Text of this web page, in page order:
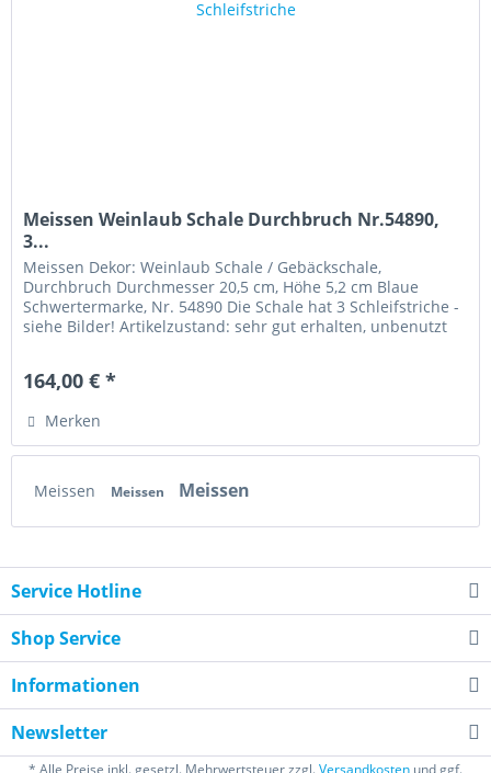
Meissen Weinlaub Schale Durchbruch Nr.54890,
3...
Meissen Dekor: Weinlaub Schale / Gebäckschale,
Durchbruch Durchmesser 20,5 cm, Höhe 5,2 cm Blaue
Schwertermarke, Nr. 54890 Die Schale hat 3 Schleifstriche -
siehe Bilder! Artikelzustand: sehr gut erhalten, unbenutzt
164,00 € *
Merken
Meissen Meissen Meissen
Service Hotline
Shop Service
Informationen
Newsletter